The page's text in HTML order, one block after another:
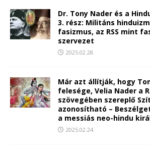
Dr. Tony Nader és a
3. rész: Militáns
fasizmus, az RSS mint
szervezet
2025.02.28.
Már azt állítják, hogy
felesége, Velia Nader a
szövegében szereplő
azonosítható –
a messiás neo-hindu
2025.02.24.